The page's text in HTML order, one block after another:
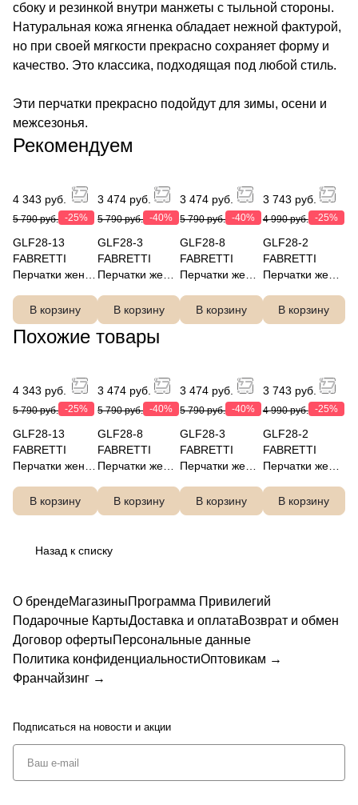
сбоку и резинкой внутри манжеты с тыльной стороны.
Натуральная кожа ягненка обладает нежной фактурой,
но при своей мягкости прекрасно сохраняет форму и
качество. Это классика, подходящая под любой стиль.
Эти перчатки прекрасно подойдут для зимы, осени и
межсезонья.
Рекомендуем
4 343 руб.
5 790 руб. -25%
GLF28-13
FABRETTI
Перчатки жен.
В корзину
3 474 руб.
5 790 руб. -40%
GLF28-3
FABRETTI
Перчатки жен.
В корзину
3 474 руб.
5 790 руб. -40%
GLF28-8
FABRETTI
Перчатки жен.
В корзину
3 743 руб.
4 990 руб. -25%
GLF28-2
FABRETTI
Перчатки жен.
В корзину
Похожие товары
4 343 руб.
5 790 руб. -25%
GLF28-13
FABRETTI
Перчатки жен.
В корзину
3 474 руб.
5 790 руб. -40%
GLF28-8
FABRETTI
Перчатки жен.
В корзину
3 474 руб.
5 790 руб. -40%
GLF28-3
FABRETTI
Перчатки жен.
В корзину
3 743 руб.
4 990 руб. -25%
GLF28-2
FABRETTI
Перчатки жен.
В корзину
Назад к списку
О брендеМагазиныПрограмма Привилегий
Подарочные КартыДоставка и оплатаВозврат и обмен
Договор офертыПерсональные данные
Политика конфиденциальностиОптовикам →
Франчайзинг →
Подписаться на новости и акции